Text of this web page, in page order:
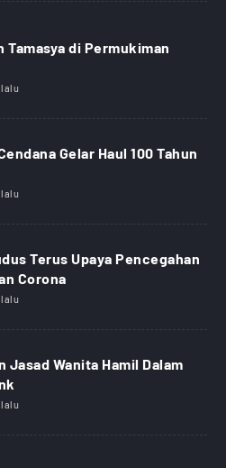
Tamasya di Permukiman
Gelar Haul 100 Tahun
Terus Upaya Pencegahan
Corona
Jasad Wanita Hamil Dalam